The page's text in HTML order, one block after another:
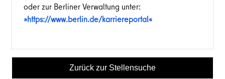
oder zur Berliner Verwaltung unter:
https://www.berlin.de/karriereportal
Zurück zur Stellensuche